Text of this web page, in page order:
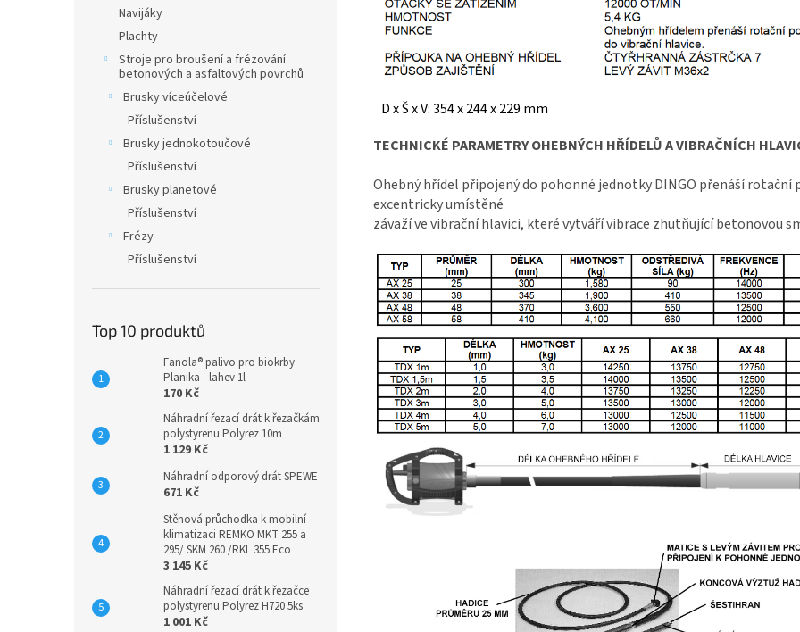
Navijáky
Plachty
Stroje pro broušení a frézování
betonových a asfaltových povrchů
Brusky víceúčelové
Příslušenství
Brusky jednokotoučové
Příslušenství
Brusky planetové
Příslušenství
Frézy
Příslušenství
Top 10 produktů
Fanola® palivo pro biokrby
Planika - lahev 1l
170 Kč
Náhradní řezací drát k řezačkám
polystyrenu Polyrez 10m
1 129 Kč
Náhradní odporový drát SPEWE
671 Kč
Stěnová průchodka k mobilní
klimatizaci REMKO MKT 255 a
295/ SKM 260 /RKL 355 Eco
3 145 Kč
Náhradní řezací drát k řezačce
polystyrenu Polyrez H720 5ks
1 001 Kč
D x Š x V:354 x 244 x 229 mm
TECHNICKÉ PARAMETRY OHEBNÝCH HŘÍDELŮ A VIBRAČNÍCH
Ohebný hřídel připojený do pohonné jednotky DINGO přenáší rotační
excentricky umístěné
závaží ve vibrační hlavici, které vytváří vibrace zhutňující betonovou